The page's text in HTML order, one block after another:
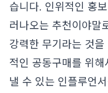
습니다. 인위적인 홍
러나오는 추천이야말
강력한 무기라는 것
적인 공동구매를 위
낼 수 있는 인플루언